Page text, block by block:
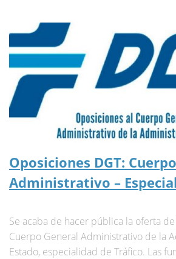
Oposiciones DGT:
Administrativo –
Se acaba de hacer pública la oferta
Cuerpo General Administrativo de la
Estado, especialidad de Tráfico. Las